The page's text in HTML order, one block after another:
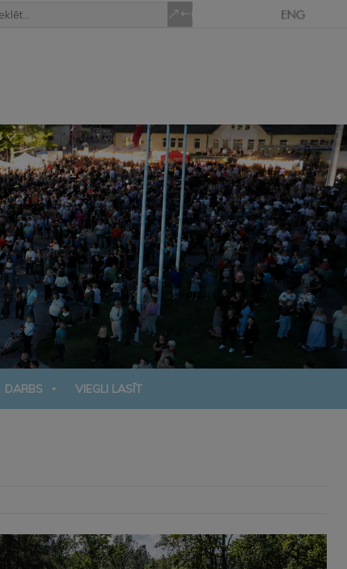
DARBS VIEGLI LASĪT